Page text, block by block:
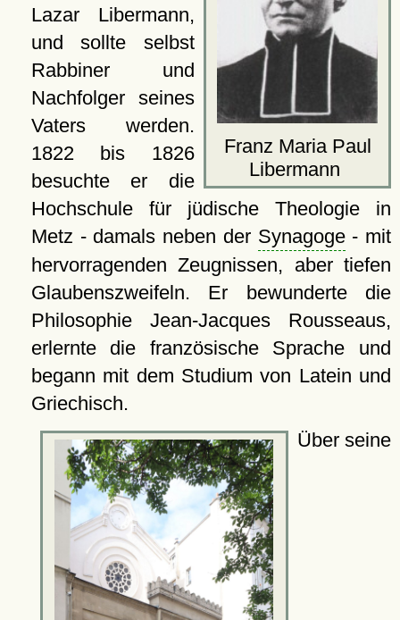
Franz Maria Paul
Libermann
Lazar Libermann,
und sollte selbst
Rabbiner und
Nachfolger seines
Vaters werden.
1822 bis 1826
besuchte er die
Hochschule für jüdische Theologie in
Metz - damals neben der Synagoge- mit
hervorragenden Zeugnissen, aber tiefen
Glaubenszweifeln. Er bewunderte die
Philosophie Jean-Jacques Rousseaus,
erlernte die französische Sprache und
begann mit dem Studium von Latein und
Griechisch.
Über seine